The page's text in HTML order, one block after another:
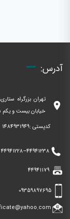
آدرس:
location_on
تهران بزرگراه
خیابان بیست و یکم
کدپستی :1484931949
44941238
–
44941228
09359897695